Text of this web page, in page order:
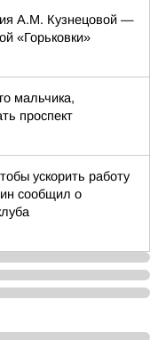
А.М. Кузнецовой —
«Горьковки»
мальчика,
проспект
ускорить работу
сообщил о